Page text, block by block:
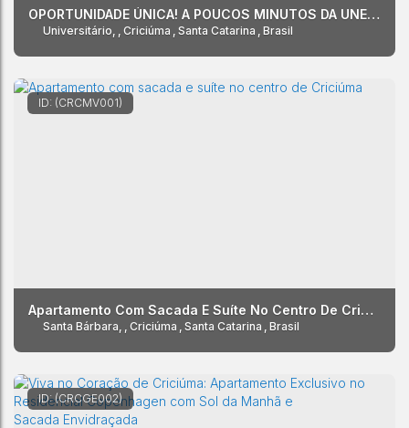
OPORTUNIDADE ÚNICA! A POUCOS MINUTOS DA UNESC!
Universitário , Criciúma , Santa Catarina , Brasil
(CRCMV001)
Apartamento Com Sacada E Suíte No Centro De Criciúma
Santa Bárbara , Criciúma , Santa Catarina , Brasil
(CRCGE002)